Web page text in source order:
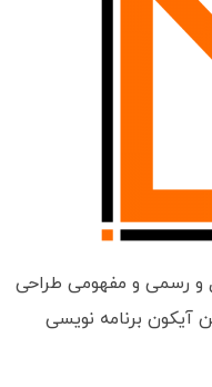
و رسمی و مفهومی طراحی
برنامه نویسی